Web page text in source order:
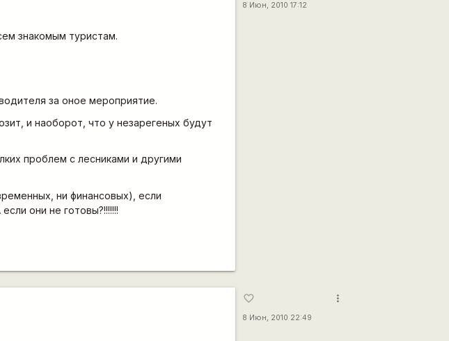
знакомым туристам.
за оное мероприятие.
и наоборот, что у незарегеных будут
проблем с лесниками и другими
ни финансовых), если
они не готовы?!!!!!!!
8 Июн, 2010 17:12
favorite_border
8 Июн, 2010 22:49
more_vert